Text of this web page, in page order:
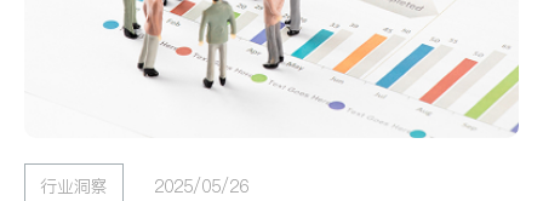
行业洞察 2025/05/26